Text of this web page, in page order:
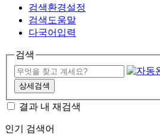
검색환경설정
검색도움말
다국어입력
검색
상세검색
결과 내 재검색
인기 검색어